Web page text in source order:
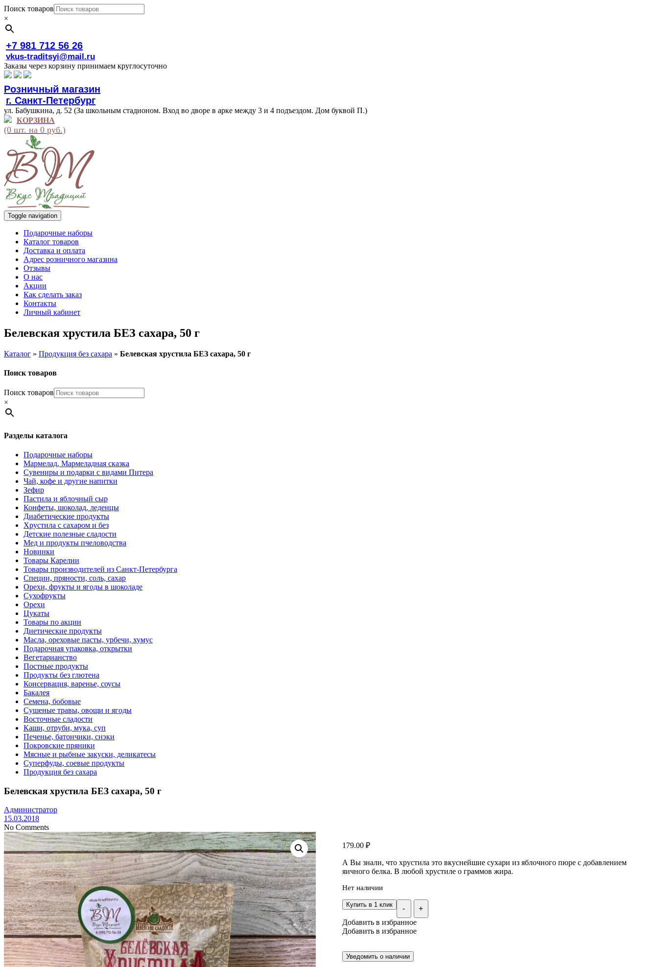
Поиск товаров
×
+7 981 712 56 26
vkus-traditsyi@mail.ru
Заказы через корзину принимаем круглосуточно
Розничный магазин
г. Санкт-Петербург
ул. Бабушкина, д. 52 (За школьным стадионом. Вход во дворе в арке между 3 и 4 подъездом. Дом буквой П.)
КОРЗИНА
(0 шт. на 0 руб.)
Toggle navigation
Подарочные наборы
Каталог товаров
Доставка и оплата
Адрес розничного магазина
Отзывы
О нас
Акции
Как сделать заказ
Контакты
Личный кабинет
Белевская хрустила БЕЗ сахара, 50 г
Каталог » Продукция без сахара » Белевская хрустила БЕЗ сахара, 50 г
Поиск товаров
Поиск товаров
×
Разделы каталога
Подарочные наборы
Мармелад, Мармеладная сказка
Сувениры и подарки с видами Питера
Чай, кофе и другие напитки
Зефир
Пастила и яблочный сыр
Конфеты, шоколад, леденцы
Диабетические продукты
Хрустила с сахаром и без
Детские полезные сладости
Мед и продукты пчеловодства
Новинки
Товары Карелии
Товары производителей из Санкт-Петербурга
Специи, пряности, соль, сахар
Орехи, фрукты и ягоды в шоколаде
Сухофрукты
Орехи
Цукаты
Товары по акции
Диетические продукты
Масла, ореховые пасты, урбечи, хумус
Подарочная упаковка, открытки
Вегетарианство
Постные продукты
Продукты без глютена
Консервация, варенье, соусы
Бакалея
Семена, бобовые
Сушеные травы, овощи и ягоды
Восточные сладости
Каши, отруби, мука, суп
Печенье, батончики, снэки
Покровские пряники
Мясные и рыбные закуски, деликатесы
Суперфуды, соевые продукты
Продукция без сахара
Белевская хрустила БЕЗ сахара, 50 г
Администратор
15.03.2018
No Comments
179.00 ₽
А Вы знали, что хрустила это вкуснейшие сухари из яблочного пюре с добавлением
яичного белка. В любой хрустиле о граммов жира.
Нет наличии
- +
Купить в 1 клик
Добавить в избранное
Добавить в избранное